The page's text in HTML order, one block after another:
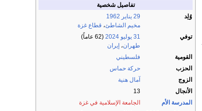
تفاصيل شخصية
وُلِد
29 يناير
1962
مخيم الشاطئ، قطاع غزة
توفي
31 يوليو 2024 (62 عاماً)
طهران، إيران
القومية
فلسطيني
الحزب
حركة حماس
الزوج
آمال هنية
الأنجال
13
المدرسة الأم
الجامعة الإسلامية في غزة